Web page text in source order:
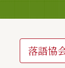
落語協